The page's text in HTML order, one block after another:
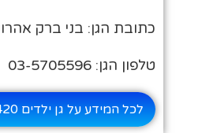
כתובת הגן: בני ברק
טלפון הגן: 03-5705596
לכל המידע על גן ילדים 420 בבני ברק טלפון